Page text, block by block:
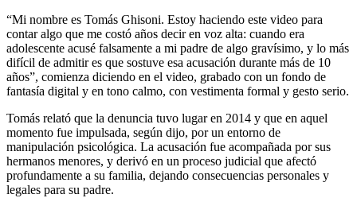
“Mi nombre es Tomás Ghisoni. Estoy haciendo este video para
contar algo que me costó años decir en voz alta: cuando era
adolescente acusé falsamente a mi padre de algo gravísimo, y lo más
difícil de admitir es que sostuve esa acusación durante más de 10
años”, comienza diciendo en el video, grabado con un fondo de
fantasía digital y en tono calmo, con vestimenta formal y gesto serio.
Tomás relató que la denuncia tuvo lugar en 2014 y que en aquel
momento fue impulsada, según dijo, por un entorno de
manipulación psicológica. La acusación fue acompañada por sus
hermanos menores, y derivó en un proceso judicial que afectó
profundamente a su familia, dejando consecuencias personales y
legales para su padre.